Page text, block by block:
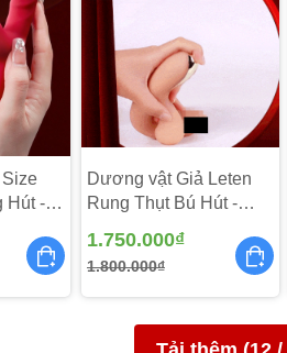
thấm nước cực phải chăng nên
bơi... Mà ko lo bị hư hỏng.
Hút -
Dương vật Giả Leten
Rung Thụt Bú Hút -
1.750.000₫
1.800.000₫